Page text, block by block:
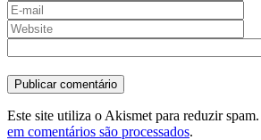
Este site utiliza o Akismet para reduzir spam.
em comentários são processados.